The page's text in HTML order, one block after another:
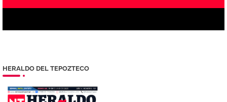
HERALDO DEL TEPOZTECO